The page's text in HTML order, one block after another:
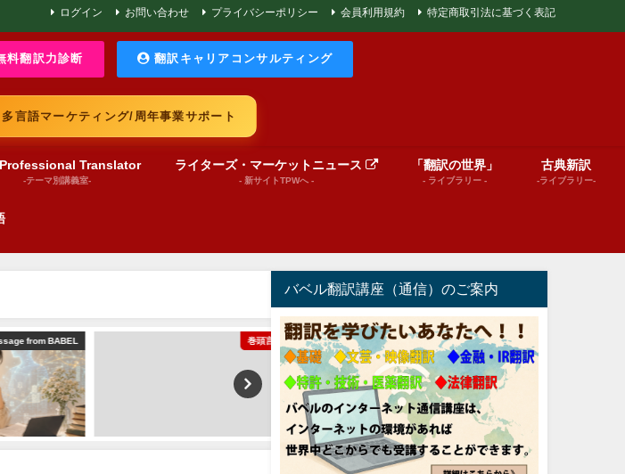
ログイン お問い合わせ プライバシーポリシー 会員利用規約 特定商取引法に基づく表記
料翻訳力診断 翻訳キャリアコンサルティング
言語マーケティング/周年事業サポート
Translator
-テーマ別講義室-
ライターズ・マーケットニュース
- 新サイトTPWへ -
「翻訳の世界」
- ライブラリー -
古典新訳
-ライブラリー-
from BABEL 巻頭言 文芸（プレゼンテーション動画） 絵本（プレゼンテーショ
バベル翻訳講座（通信）のご案内